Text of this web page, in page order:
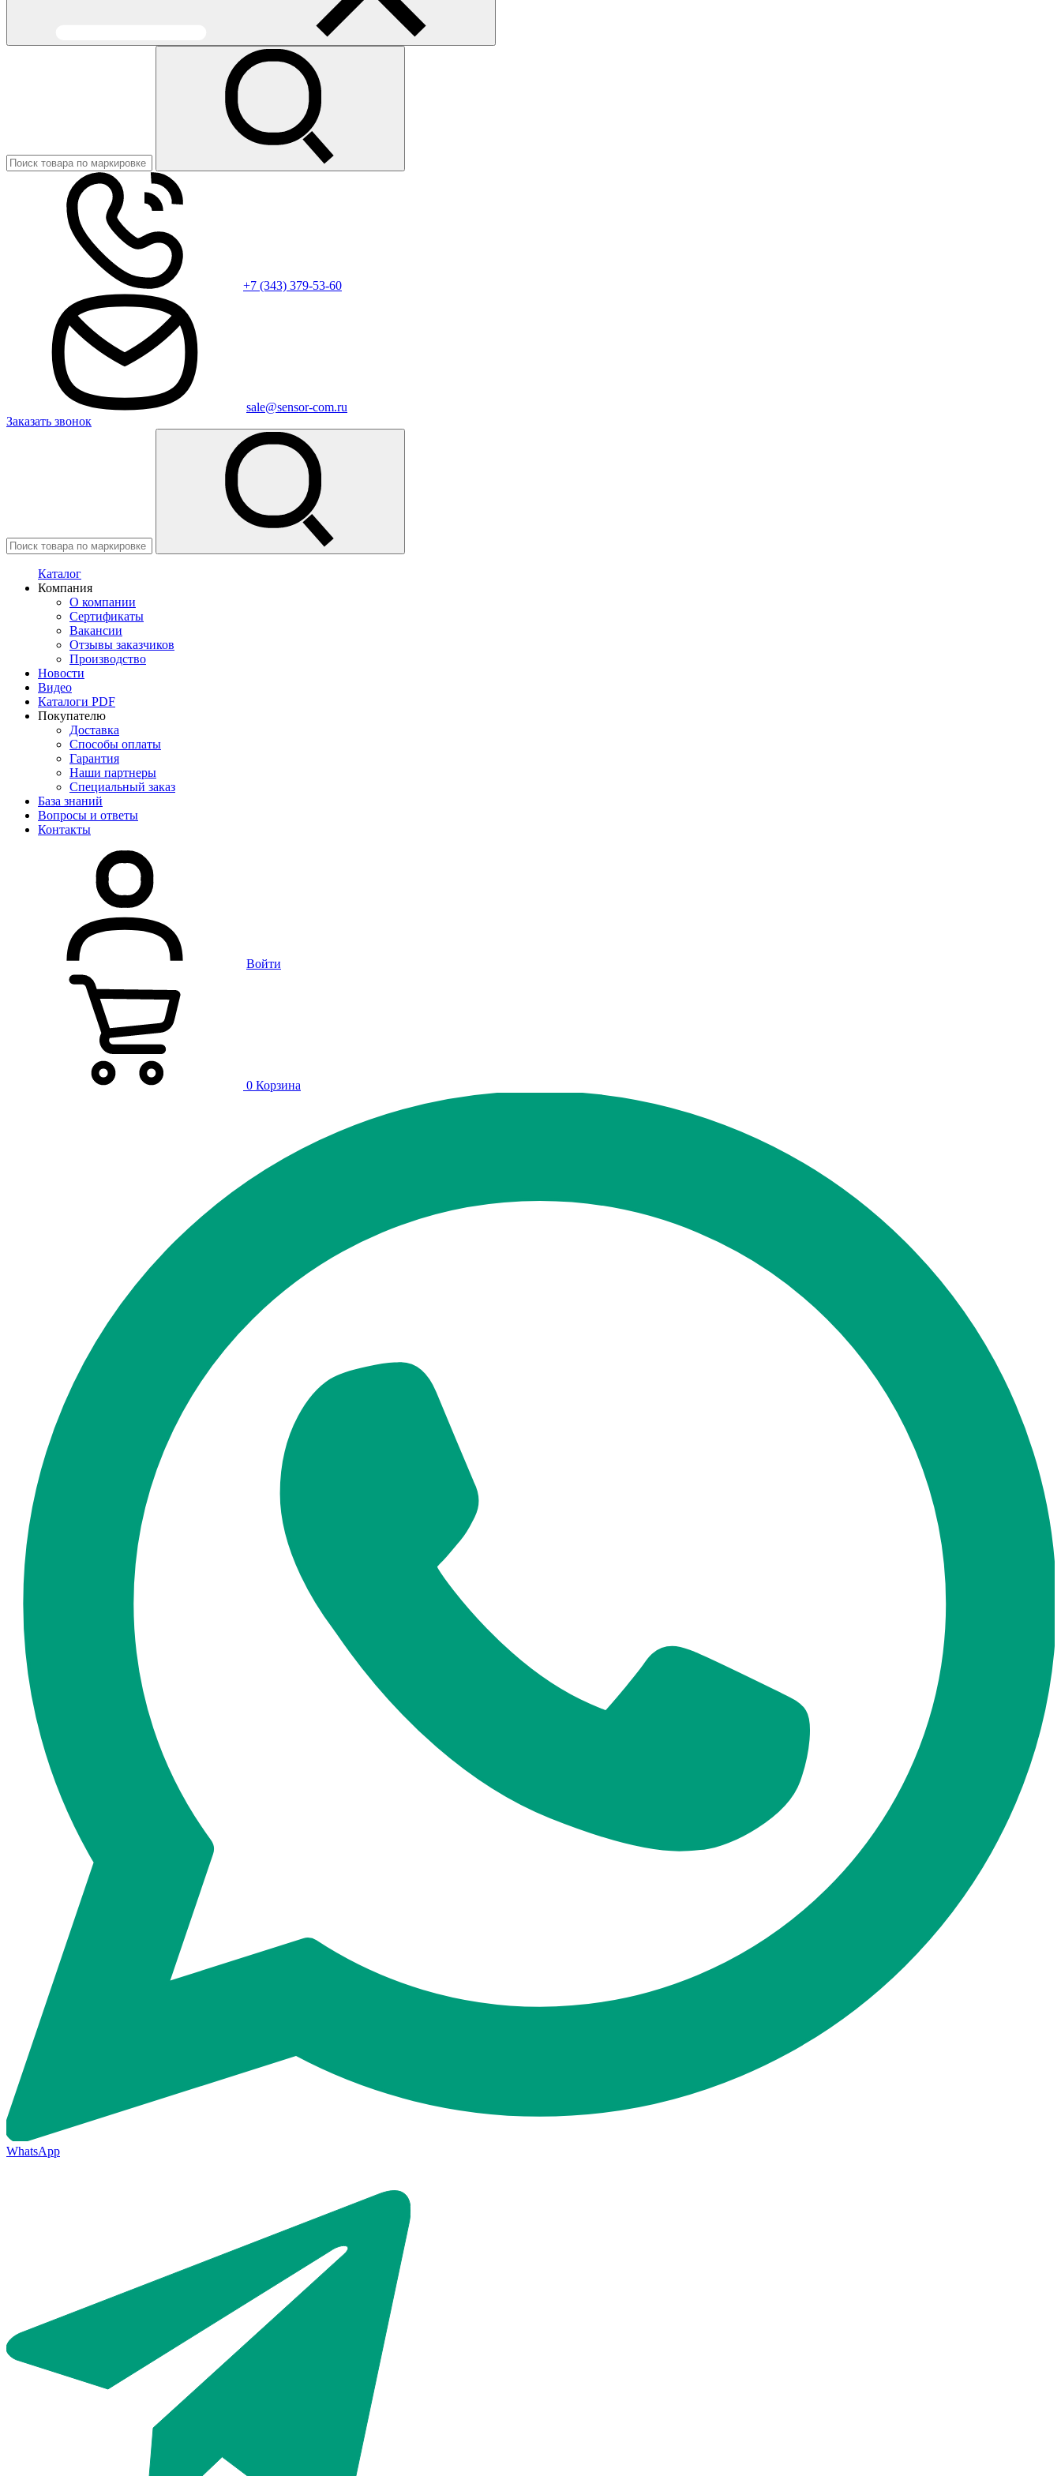
+7 (343) 379-53-60
sale@sensor-com.ru
Заказать звонок
Каталог
Компания
О компании
Сертификаты
Вакансии
Отзывы заказчиков
Производство
Новости
Видео
Каталоги PDF
Покупателю
Доставка
Способы оплаты
Гарантия
Наши партнеры
Специальный заказ
База знаний
Вопросы и ответы
Контакты
Войти
0 Корзина
WhatsApp